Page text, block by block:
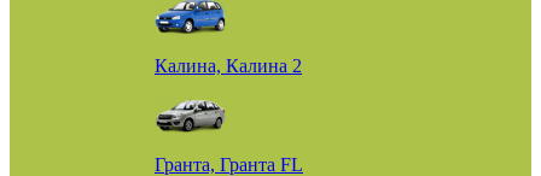
Калина, Калина 2
Гранта, Гранта FL